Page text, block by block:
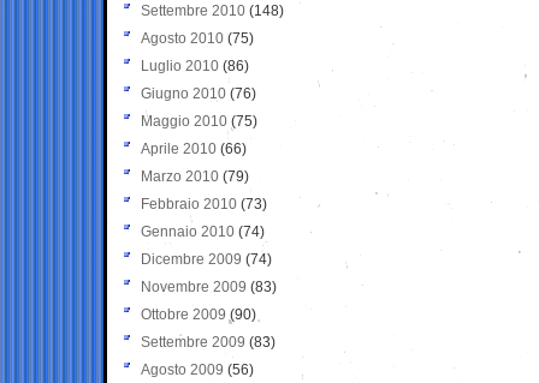
Settembre 2010 (148)
Agosto 2010 (75)
Luglio 2010 (86)
Giugno 2010 (76)
Maggio 2010 (75)
Aprile 2010 (66)
Marzo 2010 (79)
Febbraio 2010 (73)
Gennaio 2010 (74)
Dicembre 2009 (74)
Novembre 2009 (83)
Ottobre 2009 (90)
Settembre 2009 (83)
Agosto 2009 (56)